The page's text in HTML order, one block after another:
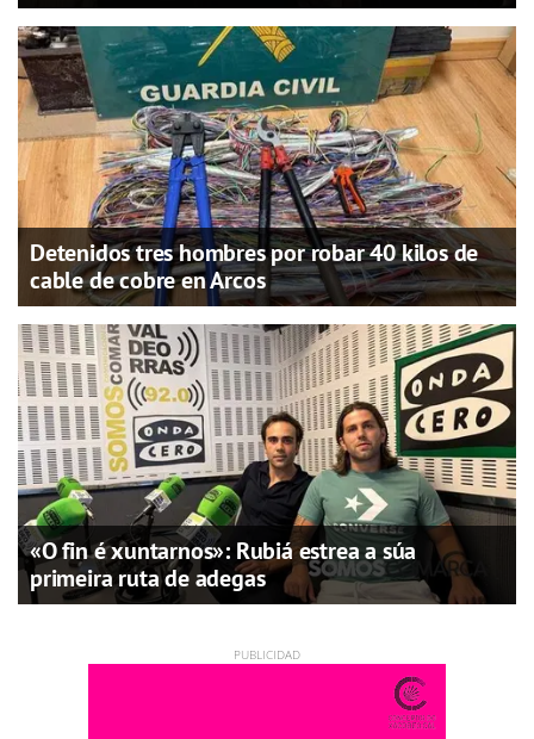
Detenidos tres hombres por robar 40 kilos de
cable de cobre en Arcos
«O fin é xuntarnos»: Rubiá estrea a súa
primeira ruta de adegas